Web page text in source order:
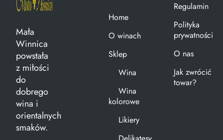
Mała
Winnica
powstała
z miłości
do
dobrego
wina i
orientalnych
smaków.
Home
O winach
Sklep
Wina
Wina
kolorowe
Likiery
Regulamin
Polityka
prywatności
O nas
Jak zwrócić
towar?